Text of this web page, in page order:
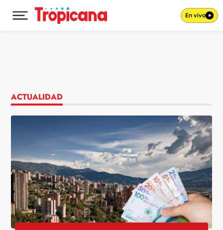
Desplegar menú principal En vivo
ACTUALIDAD